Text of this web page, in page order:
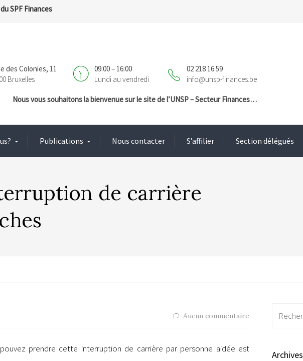
SPF Finances
02 218 16 59
info@unsp-finances.be
09:00 – 16:00
Lundi au vendredi
des Colonies, 11
Bruxelles
Nous vous souhaitons la bienvenue sur le site de l’UNSP – Secteur Finances…
Publications Nous contacter S’affilier Section délégués
de carrière
Aucun commentaire
prendre cette interruption de carrière par personne aidée est
Archives